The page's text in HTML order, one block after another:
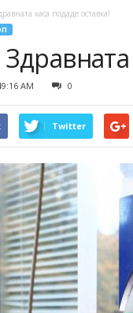
каса подаде оставка!
AM 0
Twitter